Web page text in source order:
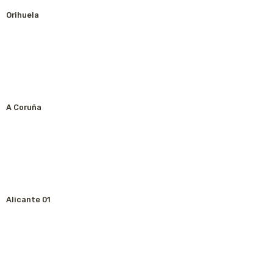
Orihuela
A Coruña
Alicante 01